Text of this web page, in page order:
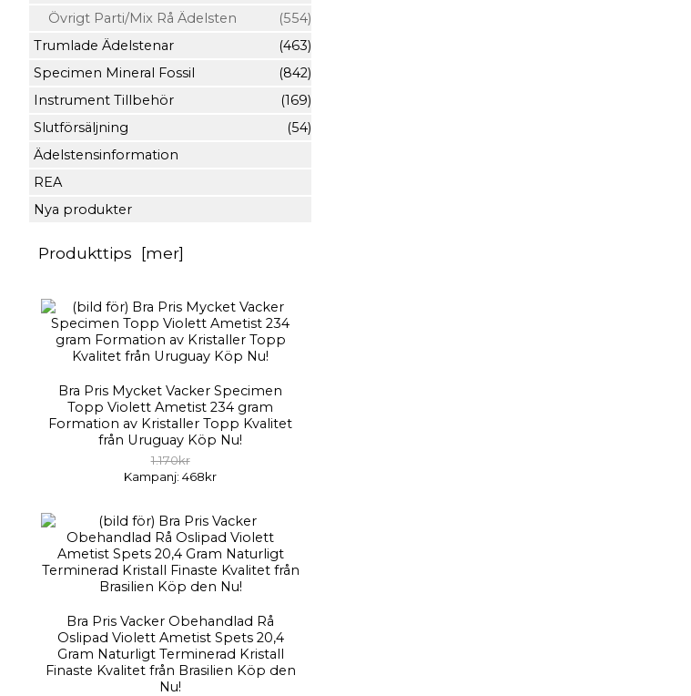
Övrigt Parti/Mix Rå Ädelsten
(554)
Trumlade Ädelstenar
(463)
Specimen Mineral Fossil
(842)
Instrument Tillbehör
(169)
Slutförsäljning
(54)
Ädelstensinformation
REA
Nya produkter
Produkttips [mer]
Bra Pris Mycket Vacker Specimen
Topp Violett Ametist 234 gram
Formation av Kristaller Topp Kvalitet
från Uruguay Köp Nu!
1.170kr
Kampanj: 468kr
Bra Pris Vacker Obehandlad Rå
Oslipad Violett Ametist Spets 20,4
Gram Naturligt Terminerad Kristall
Finaste Kvalitet från Brasilien Köp den
Nu!